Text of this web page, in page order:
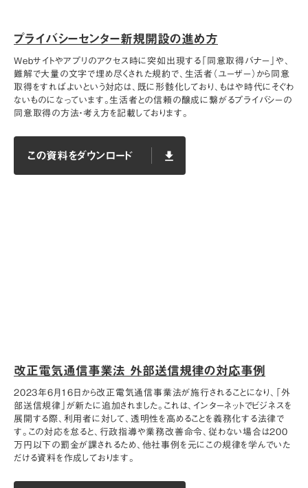
プライバシーセンター新規開設の進め方
Webサイトやアプリのアクセス時に突如出現する「同意取得バナー」や、
難解で大量の文字で埋め尽くされた規約で、生活者（ユーザー）から同意
取得をすればよいという対応は、既に形骸化しており、もはや時代にそぐわ
ないものになっています。生活者との信頼の醸成に繋がるプライバシーの
同意取得の方法・考え方を記載しております。
この資料をダウンロード
この資料をダウンロード
file_download
改正電気通信事業法 外部送信規律の対応事例
2023年6月16日から改正電気通信事業法が施行されることになり、「外
部送信規律」が新たに追加されました。これは、インターネットでビジネスを
展開する際、利用者に対して、透明性を高めることを義務化する法律で
す。この対応を怠ると、行政指導や業務改善命令、従わない場合は200
万円以下の罰金が課されるため、他社事例を元にこの規律を学んでいた
だける資料を作成しております。